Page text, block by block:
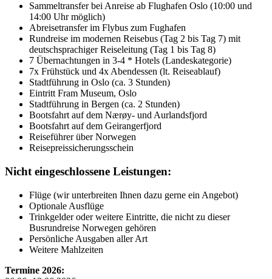
Sammeltransfer bei Anreise ab Flughafen Oslo (10:00 und
14:00 Uhr möglich)
Abreisetransfer im Flybus zum Fughafen
Rundreise im modernen Reisebus (Tag 2 bis Tag 7) mit
deutschsprachiger Reiseleitung (Tag 1 bis Tag 8)
7 Übernachtungen in 3-4 * Hotels (Landeskategorie)
7x Frühstück und 4x Abendessen (lt. Reiseablauf)
Stadtführung in Oslo (ca. 3 Stunden)
Eintritt Fram Museum, Oslo
Stadtführung in Bergen (ca. 2 Stunden)
Bootsfahrt auf dem Nærøy- und Aurlandsfjord
Bootsfahrt auf dem Geirangerfjord
Reiseführer über Norwegen
Reisepreissicherungsschein
Nicht eingeschlossene Leistungen:
Flüge (wir unterbreiten Ihnen dazu gerne ein Angebot)
Optionale Ausflüge
Trinkgelder oder weitere Eintritte, die nicht zu dieser
Busrundreise Norwegen gehören
Persönliche Ausgaben aller Art
Weitere Mahlzeiten
Termine 2026: